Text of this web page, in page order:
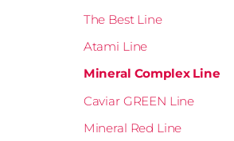
The Best Line
Atami Line
Mineral Complex Line
Caviar GREEN Line
Mineral Red Line